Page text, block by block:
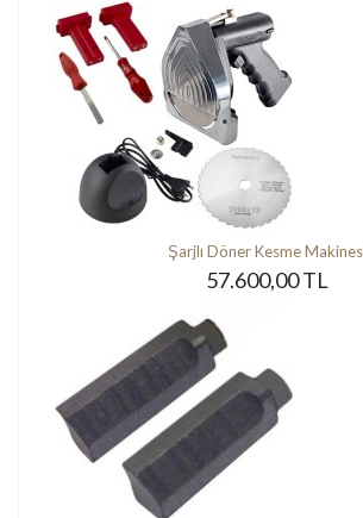
Şarjlı Döner Kesme
57.600,00 TL